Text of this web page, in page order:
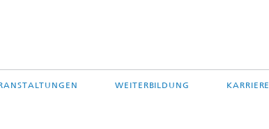
WEITERBILDUNG KARRIERE